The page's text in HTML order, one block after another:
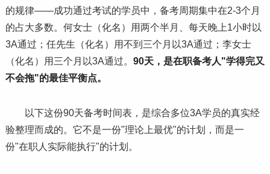
的规律——成功通过考试的学员中，备考周期集中在2-3个月
的占大多数。何女士（化名）用两个半月、每天晚上1小时以
3A通过；任先生（化名）用不到三个月以3A通过；李女士
（化名）用三个月以3A通过。 90天，是在职备考人"学得完又
不会拖"的最佳平衡点。
以下这份90天备考时间表，是综合多位3A学员的真实经
验整理而成的。它不是一份"理论上最优"的计划，而是一
份"在职人实际能执行"的计划。